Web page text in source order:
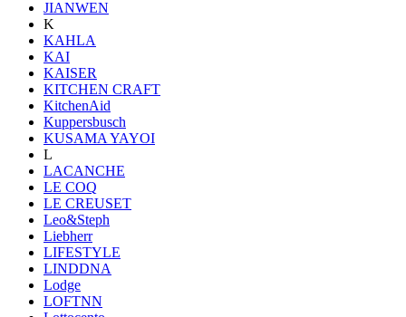
JIANWEN
K
KAHLA
KAI
KAISER
KITCHEN CRAFT
KitchenAid
Kuppersbusch
KUSAMA YAYOI
L
LACANCHE
LE COQ
LE CREUSET
Leo&Steph
Liebherr
LIFESTYLE
LINDDNA
Lodge
LOFTNN